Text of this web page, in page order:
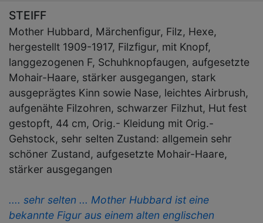
STEIFF
Mother Hubbard, Märchenfigur, Filz, Hexe,
hergestellt 1909-1917, Filzfigur, mit Knopf,
langgezogenen F, Schuhknopfaugen, aufgesetzte
Mohair-Haare, stärker ausgegangen, stark
ausgeprägtes Kinn sowie Nase, leichtes Airbrush,
aufgenähte Filzohren, schwarzer Filzhut, Hut fest
gestopft, 44 cm, Orig.- Kleidung mit Orig.-
Gehstock, sehr selten Zustand: allgemein sehr
schöner Zustand, aufgesetzte Mohair-Haare,
stärker ausgegangen
.... sehr selten ... Mother Hubbard ist eine
bekannte Figur aus einem alten englischen